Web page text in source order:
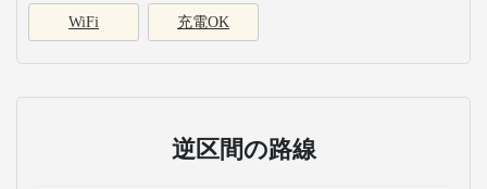
WiFi 充電OK
逆区間の路線